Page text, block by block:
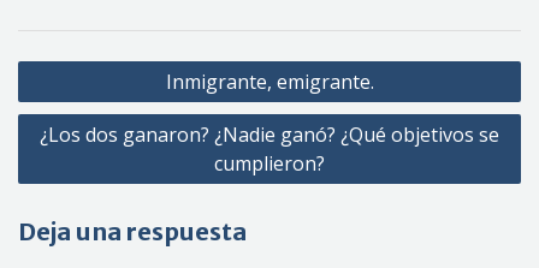
Navegación
de
entradas
Inmigrante, emigrante.
¿Los dos ganaron? ¿Nadie ganó? ¿Qué objetivos se
cumplieron?
Deja una respuesta